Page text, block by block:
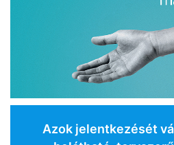
Azok jelentkezését